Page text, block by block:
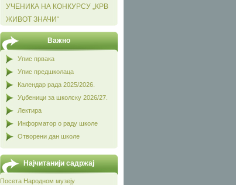
УЧЕНИКА НА КОНКУРСУ „КРВ
ЖИВОТ ЗНАЧИ“
Важно
Упис првака
Упис предшколаца
Календар рада 2025/2026.
Уџбеници за школску 2026/27.
Лектира
Информатор о раду школе
Отворени дан школе
Најчитанији садржај
Посета Народном музеју